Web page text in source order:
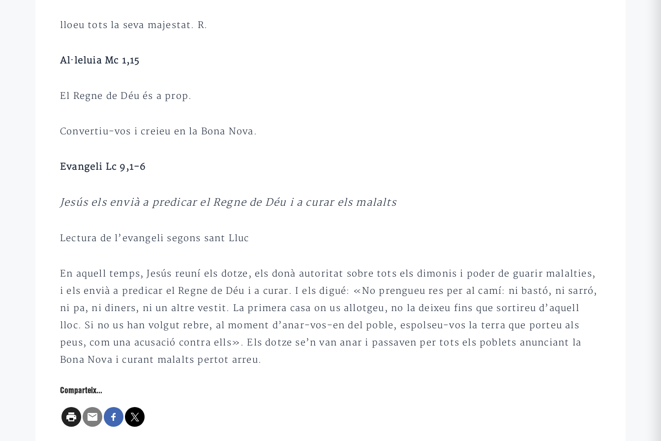
lloeu tots la seva majestat. R.
Al·leluia Mc 1,15
El Regne de Déu és a prop.
Convertiu-vos i creieu en la Bona Nova.
Evangeli Lc 9,1-6
Jesús els envià a predicar el Regne de Déu i a curar els malalts
Lectura de l’evangeli segons sant Lluc
En aquell temps, Jesús reuní els dotze, els donà autoritat sobre tots els dimonis i poder de guarir malalties,
i els envià a predicar el Regne de Déu i a curar. I els digué: «No prengueu res per al camí: ni bastó, ni sarró,
ni pa, ni diners, ni un altre vestit. La primera casa on us allotgeu, no la deixeu fins que sortireu d’aquell
lloc. Si no us han volgut rebre, al moment d’anar-vos-en del poble, espolseu-vos la terra que porteu als
peus, com una acusació contra ells». Els dotze se’n van anar i passaven per tots els poblets anunciant la
Bona Nova i curant malalts pertot arreu.
Comparteix...